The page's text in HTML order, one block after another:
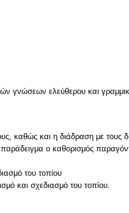
γνώσεων ελεύθερου και
καθώς και η διάδραση με τους
ο καθορισμός
του τοπίου